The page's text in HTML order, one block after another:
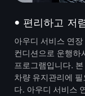
• 편리하고 저
아우디 서비스 연
컨디션으로 운행하
프로그램입니다.
차량 유지관리에
다. 아우디 서비스